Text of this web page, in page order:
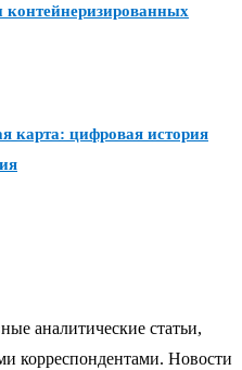
карта: цифровая история
аналитические статьи,
корреспондентами. Новости